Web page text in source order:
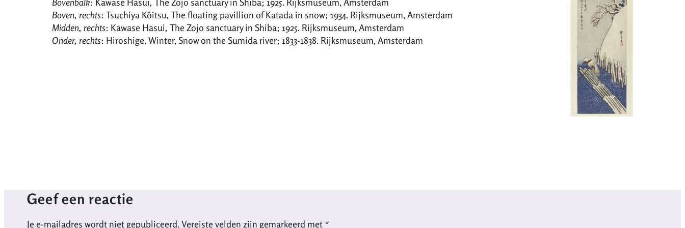
Boven, rechts: Tsuchiya Kôitsu, The floating pavillion of Katada in snow; 1934. Rijksmuseum, Amsterdam
Midden, rechts: Kawase Hasui, The Zojo sanctuary in Shiba; 1925. Rijksmuseum, Amsterdam
Onder, rechts: Hiroshige, Winter, Snow on the Sumida river; 1833-1838. Rijksmuseum, Amsterdam
Geef een reactie
Je e-mailadres wordt niet gepubliceerd. Vereiste velden zijn gemarkeerd met *